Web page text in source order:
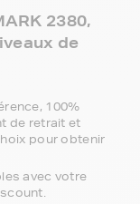
2380,
de
100%
de retrait et
pour obtenir
avec votre